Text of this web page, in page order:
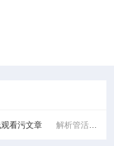
看污文章 解析管活化儀和流式細胞儀有什麽區別？